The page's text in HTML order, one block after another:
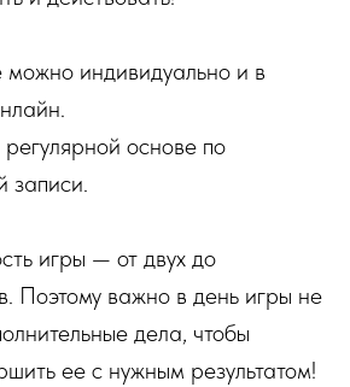
можно индивидуально и в
основе по
записи.
игры — от двух до
Поэтому важно в день игры не
дела, чтобы
ее с нужным результатом!